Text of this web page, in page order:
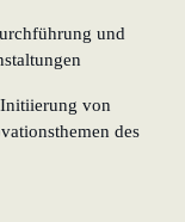
und
von
des